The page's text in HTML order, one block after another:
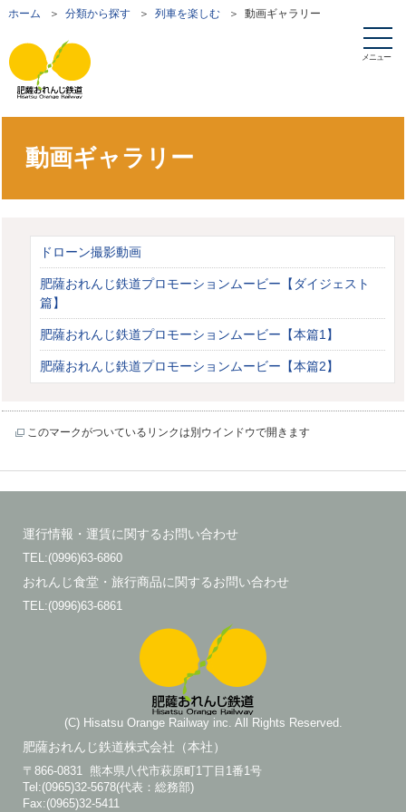
ホーム ＞ 分類から探す＞ 列車を楽しむ＞ 動画ギャラリー
メニュー
動画ギャラリー
ドローン撮影動画
肥薩おれんじ鉄道プロモーションムービー【ダイジェスト
篇】
肥薩おれんじ鉄道プロモーションムービー【本篇1】
肥薩おれんじ鉄道プロモーションムービー【本篇2】
このマークがついているリンクは別ウインドウで開きます
運行情報・運賃に関するお問い合わせ
TEL:(0996)63-6860
おれんじ食堂・旅行商品に関するお問い合わせ
TEL:(0996)63-6861
(C) Hisatsu Orange Railway inc. All Rights Reserved.
肥薩おれんじ鉄道株式会社（本社）
〒866-0831 熊本県八代市萩原町1丁目1番1号
Tel:(0965)32-5678(代表：総務部)
Fax:(0965)32-5411